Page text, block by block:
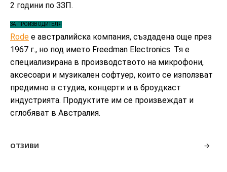
2 години по ЗЗП.
ЗА ПРОИЗВОДИТЕЛЯ
Rode е австралийска компания, създадена още през
1967 г., но под името Freedman Electronics. Тя е
специализирана в производството на микрофони,
аксесоари и музикален софтуер, които се използват
предимно в студиа, концерти и в броудкаст
индустрията. Продуктите им се произвеждат и
сглобяват в Австралия.
ОТЗИВИ